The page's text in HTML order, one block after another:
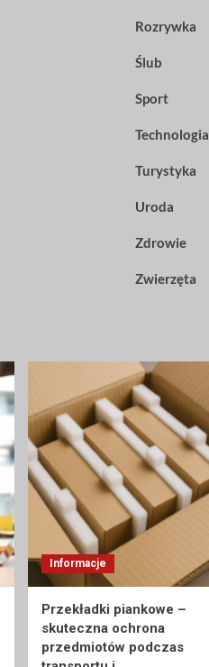
Rozrywka
Ślub
Sport
Technologia
Turystyka
Uroda
Zdrowie
Zwierzęta
Informacje
Przekładki piankowe –
skuteczna ochrona
przedmiotów podczas